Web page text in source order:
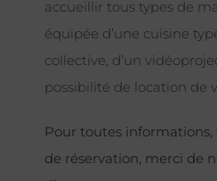
accueillir tous types de
équipée d’une cuisine
collective, d’un
possibilité de location de
Pour toutes
de réservation, merci de